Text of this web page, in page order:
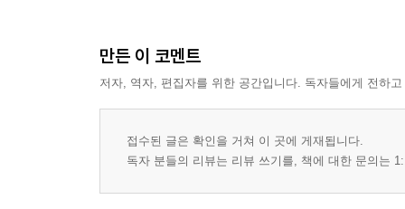
만든 이 코멘트
저자, 역자, 편집자를 위한 공간입니다. 독자들에게 전하
접수된 글은 확인을 거쳐 이 곳에 게재됩니다.
독자 분들의 리뷰는 리뷰 쓰기를, 책에 대한 문의는